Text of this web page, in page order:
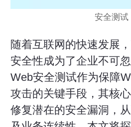
安全测试
随着互联网的快速发展
安全性成为了企业不可
Web安全测试作为保障
攻击的关键手段，其核
修复潜在的安全漏洞，